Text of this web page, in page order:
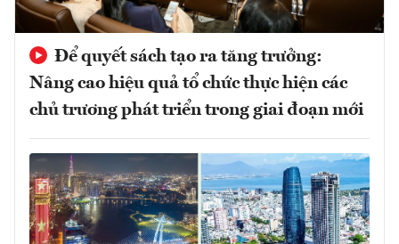
Để quyết sách tạo ra tăng trưởng:
Nâng cao hiệu quả tổ chức thực hiện các
chủ trương phát triển trong giai đoạn mới